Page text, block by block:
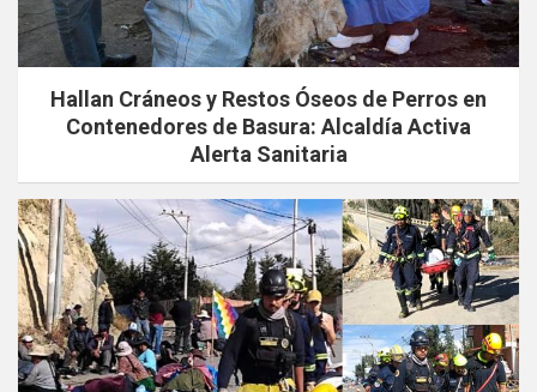
Hallan Cráneos y Restos Óseos de Perros en
Contenedores de Basura: Alcaldía Activa
Alerta Sanitaria